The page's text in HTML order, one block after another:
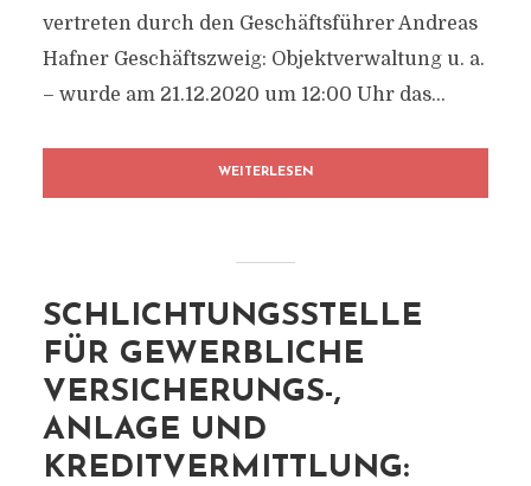
vertreten durch den Geschäftsführer Andreas
Hafner Geschäftszweig: Objektverwaltung u. a.
– wurde am 21.12.2020 um 12:00 Uhr das...
WEITERLESEN
SCHLICHTUNGSSTELLE
FÜR GEWERBLICHE
VERSICHERUNGS-,
ANLAGE UND
KREDITVERMITTLUNG: